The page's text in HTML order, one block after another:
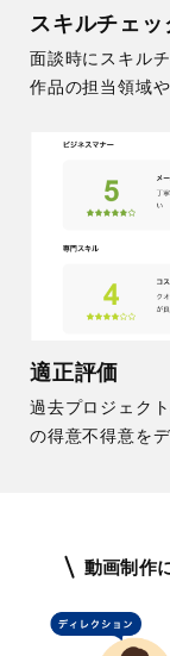
スキルチェッ
面談時にスキル
作品の担当領域
適正評価
過去プロジェク
の得意不得意を
動画制作